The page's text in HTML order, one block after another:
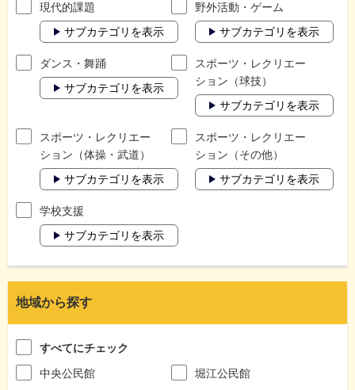
現代的課題
サブカテゴリを表示
野外活動・ゲーム
サブカテゴリを表示
ダンス・舞踊
サブカテゴリを表示
スポーツ・レクリエー
ション（球技）
サブカテゴリを表示
スポーツ・レクリエー
ション（体操・武道）
サブカテゴリを表示
スポーツ・レクリエー
ション（その他）
サブカテゴリを表示
学校支援
サブカテゴリを表示
地域から探す
すべてにチェック
中央公民館
堀江公民館